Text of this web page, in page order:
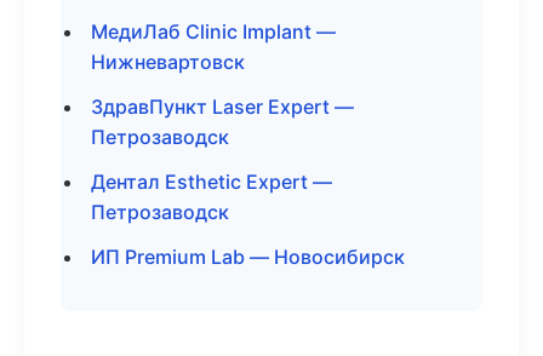
МедиЛаб Clinic Implant —
Нижневартовск
ЗдравПункт Laser Expert —
Петрозаводск
Дентал Esthetic Expert —
Петрозаводск
ИП Premium Lab — Новосибирск